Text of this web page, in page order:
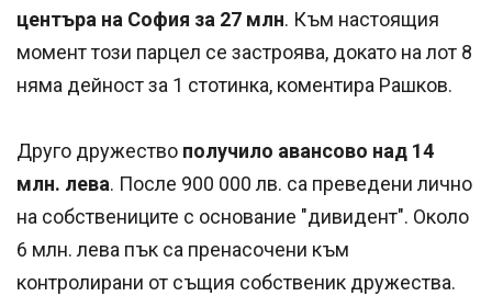
центъра на София за 27 млн. Към настоящия
момент този парцел се застроява, докато на лот 8
няма дейност за 1 стотинка, коментира Рашков.
Друго дружество получило авансово над 14
млн. лева. После 900 000 лв. са преведени лично
на собствениците с основание "дивидент". Около
6 млн. лева пък са пренасочени към
контролирани от същия собственик дружества.